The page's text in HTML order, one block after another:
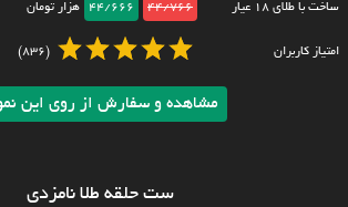
ساخت با طلای ۱۸ عیار 44/766
44/666 هزار تومان
امتیاز کاربران (836)
مشاهده و سفارش از روی این
ست حلقه طلا نامزدی